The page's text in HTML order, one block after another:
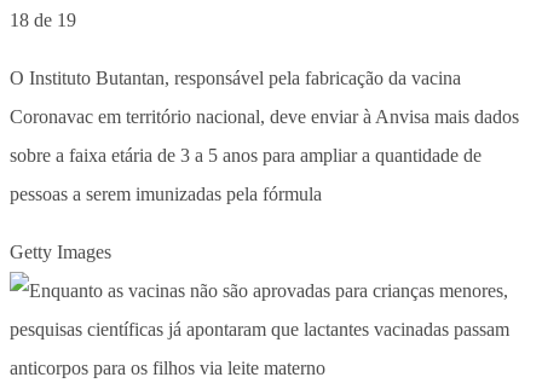
18 de 19
O Instituto Butantan, responsável pela fabricação da vacina
Coronavac em território nacional, deve enviar à Anvisa mais dados
sobre a faixa etária de 3 a 5 anos para ampliar a quantidade de
pessoas a serem imunizadas pela fórmula
Getty Images